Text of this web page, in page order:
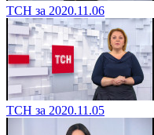
ТСН за 2020.11.06
ТСН за 2020.11.05